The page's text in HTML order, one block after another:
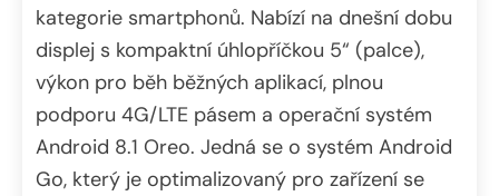
kategorie smartphonů. Nabízí na dnešní dobu
displej s kompaktní úhlopříčkou 5“ (palce),
výkon pro běh běžných aplikací, plnou
podporu 4G/LTE pásem a operační systém
Android 8.1 Oreo. Jedná se o systém Android
Go, který je optimalizovaný pro zařízení se